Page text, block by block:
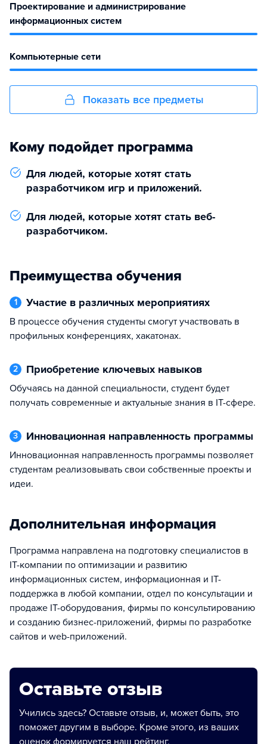
Проектирование и администрирование
информационных систем
Компьютерные сети
Показать все предметы
Кому подойдет программа
Для людей, которые хотят стать
разработчиком игр и приложений.
Для людей, которые хотят стать веб-
разработчиком.
Преимущества обучения
1 Участие в различных мероприятиях
В процессе обучения студенты смогут участвовать в
профильных конференциях, хакатонах.
2 Приобретение ключевых навыков
Обучаясь на данной специальности, студент будет
получать современные и актуальные знания в IT-сфере.
3 Инновационная направленность программы
Инновационная направленность программы позволяет
студентам реализовывать свои собственные проекты и
идеи.
Дополнительная информация
Программа направлена на подготовку специалистов в
IT-компании по оптимизации и развитию
информационных систем, информационная и IT-
поддержка в любой компании, отдел по консультации и
продаже IT-оборудования, фирмы по консультированию
и созданию бизнес-приложений, фирмы по разработке
сайтов и web-приложений.
Оставьте отзыв
Учились здесь? Оставьте отзыв, и, может быть, это
поможет другим в выборе. Кроме этого, из ваших
оценок формируется наш рейтинг.